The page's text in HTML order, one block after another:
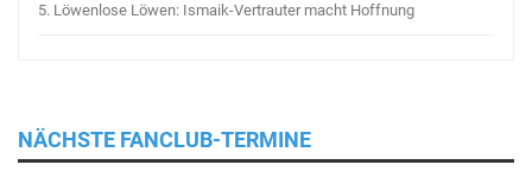
5. Löwenlose Löwen: Ismaik-Vertrauter macht Hoffnung
NÄCHSTE FANCLUB-TERMINE